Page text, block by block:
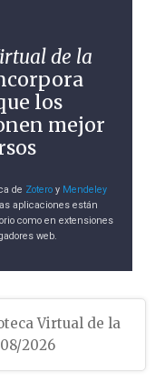
de la
los
mejor
de Zoteroy Mendeley
aplicaciones están
como en extensiones
web.
Virtual de la
2026